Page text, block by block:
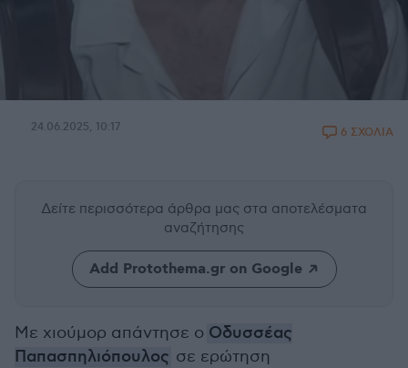
24.06.2025, 10:17 6 ΣΧΟΛΙΑ
Δείτε περισσότερα άρθρα μας στα αποτελέσματα
αναζήτησης
Add Protothema.gr on Google
Με χιούμορ απάντησε ο Οδυσσέας
Παπασπηλιόπουλος σε ερώτηση